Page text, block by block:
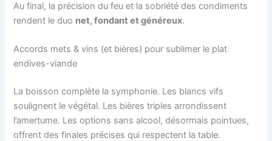
Au final, la précision du feu et la sobriété des condiments
rendent le duo net, fondant et généreux.
Accords mets & vins (et bières) pour sublimer le plat
endives-viande
La boisson complète la symphonie. Les blancs vifs
soulignent le végétal. Les bières triples arrondissent
l’amertume. Les options sans alcool, désormais pointues,
offrent des finales précises qui respectent la table.